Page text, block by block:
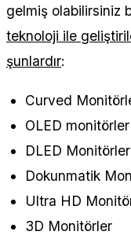
gelmiş olabilirsiniz
teknoloji ile
şunlardır:
Curved
OLED monitörler
DLED Monitörler
Dokunmatik
Ultra HD
3D Monitörler